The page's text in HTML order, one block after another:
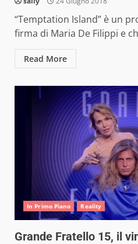
“Temptation Island” è un
firma di Maria De Filippi e
Read More
In Primo Piano Reality
Grande Fratello 15, il